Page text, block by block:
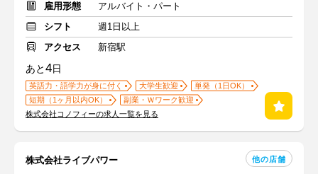
雇用形態
アルバイト・パート
シフト
週1日以上
アクセス
新宿駅
あと4日
英語力・語学力が身に付く 大学生歓迎
単発（1日OK）
短期（1ヶ月以内OK）
副業・Ｗワーク歓迎
株式会社コノフィーの求人一覧を見る
株式会社ライブパワー 他の店舗